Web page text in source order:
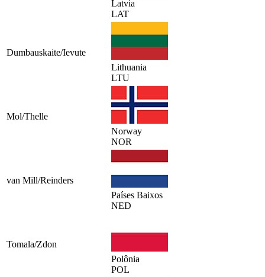
Latvia
LAT
Dumbauskaite/Ievute
Lithuania
LTU
Mol/Thelle
Norway
NOR
van Mill/Reinders
Países Baixos
NED
Tomala/Zdon
Polônia
POL